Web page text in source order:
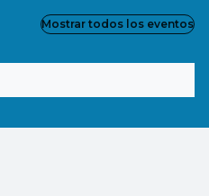
Mostrar todos los eventos